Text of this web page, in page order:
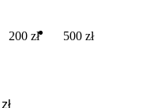
200 zł 500 zł